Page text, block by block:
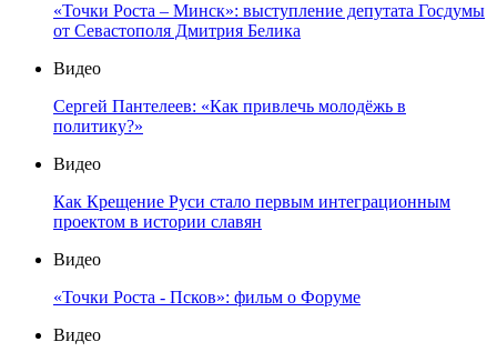
«Точки Роста – Минск»: выступление депутата Госдумы
от Севастополя Дмитрия Белика
Видео
Сергей Пантелеев: «Как привлечь молодёжь в
политику?»
Видео
Как Крещение Руси стало первым интеграционным
проектом в истории славян
Видео
«Точки Роста - Псков»: фильм о Форуме
Видео